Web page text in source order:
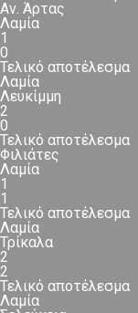
Αν. Άρτας
Λαμία
1
0
Τελικό αποτέλεσμα
Λαμία
Λευκίμμη
2
0
Τελικό αποτέλεσμα
Φιλιάτες
Λαμία
1
1
Τελικό αποτέλεσμα
Λαμία
Τρίκαλα
2
2
Τελικό αποτέλεσμα
Λαμία